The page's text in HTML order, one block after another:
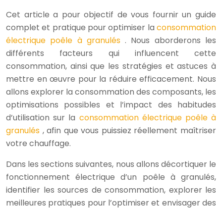
Cet article a pour objectif de vous fournir un guide
complet et pratique pour optimiser la consommation
électrique poêle à granulés. Nous aborderons les
différents facteurs qui influencent cette
consommation, ainsi que les stratégies et astuces à
mettre en œuvre pour la réduire efficacement. Nous
allons explorer la consommation des composants, les
optimisations possibles et l’impact des habitudes
d’utilisation sur la consommation électrique poêle à
granulés , afin que vous puissiez réellement maîtriser
votre chauffage.
Dans les sections suivantes, nous allons décortiquer le
fonctionnement électrique d’un poêle à granulés,
identifier les sources de consommation, explorer les
meilleures pratiques pour l’optimiser et envisager des